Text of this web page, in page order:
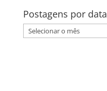
Postagens por data
Postagens
por